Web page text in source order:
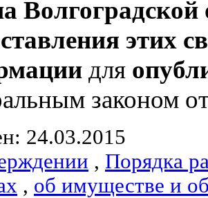
Волгоградской
этих
для
законом
24.03.2015
, Порядка
, об имуществе и